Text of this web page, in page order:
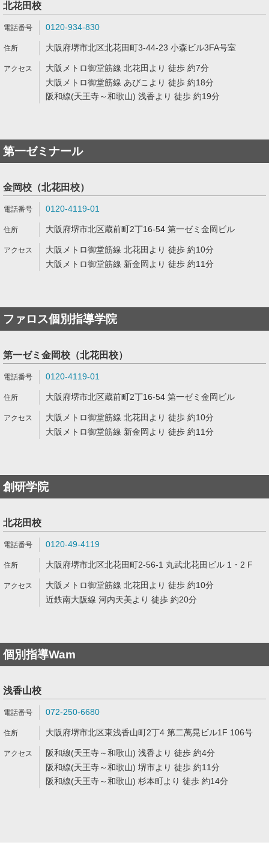
北花田校
0120-934-830
大阪府堺市北区北花田町3-44-23 小森ビル3FA号室
大阪メトロ御堂筋線 北花田より 徒歩 約7分
大阪メトロ御堂筋線 あびこより 徒歩 約18分
阪和線(天王寺～和歌山) 浅香より 徒歩 約19分
第一ゼミナール
金岡校（北花田校）
0120-4119-01
大阪府堺市北区蔵前町2丁16-54 第一ゼミ金岡ビル
大阪メトロ御堂筋線 北花田より 徒歩 約10分
大阪メトロ御堂筋線 新金岡より 徒歩 約11分
ファロス個別指導学院
第一ゼミ金岡校（北花田校）
0120-4119-01
大阪府堺市北区蔵前町2丁16-54 第一ゼミ金岡ビル
大阪メトロ御堂筋線 北花田より 徒歩 約10分
大阪メトロ御堂筋線 新金岡より 徒歩 約11分
創研学院
北花田校
0120-49-4119
大阪府堺市北区北花田町2-56-1 丸武北花田ビル 1・2 F
大阪メトロ御堂筋線 北花田より 徒歩 約10分
近鉄南大阪線 河内天美より 徒歩 約20分
個別指導Wam
浅香山校
072-250-6680
大阪府堺市北区東浅香山町2丁4 第二萬晃ビル1F 106号
阪和線(天王寺～和歌山) 浅香より 徒歩 約4分
阪和線(天王寺～和歌山) 堺市より 徒歩 約11分
阪和線(天王寺～和歌山) 杉本町より 徒歩 約14分